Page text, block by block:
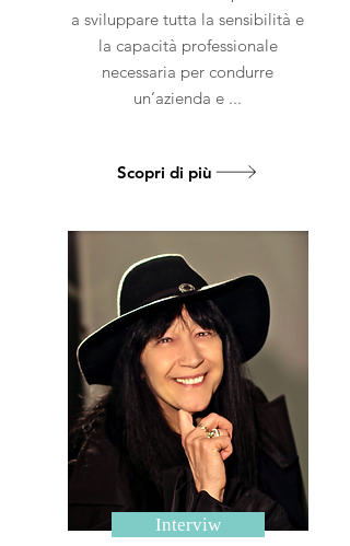
a sviluppare tutta la sensibilità e
la capacità professionale
necessaria per condurre
un’azienda e ...
Scopri di più
Interviw